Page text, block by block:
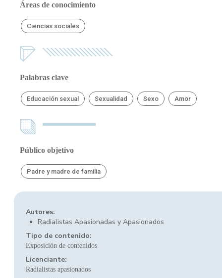
Áreas de conocimiento
Ciencias sociales
Palabras clave
Educación sexual Sexualidad Sexo Amor
Público objetivo
Padre y madre de familia
Autores:
Radialistas Apasionadas y Apasionados
Tipo de contenido:
Exposición de contenidos
Licenciante:
Radialistas apasionados